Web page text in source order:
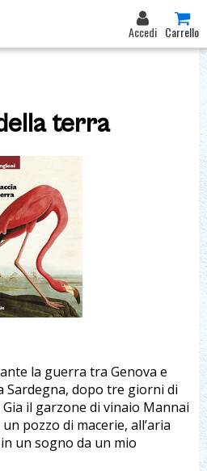
Accedi Carrello
terra
la guerra tra Genova e
Sardegna, dopo tre giorni di
il garzone di vinaio Mannai
pozzo di macerie, all’aria
un sogno da un mio